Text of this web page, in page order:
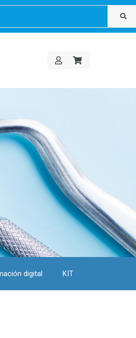
digital KIT